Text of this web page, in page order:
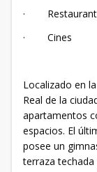
·
· Cines
Localizado en
Real de la
apartamentos
espacios. El
posee un
terraza techada